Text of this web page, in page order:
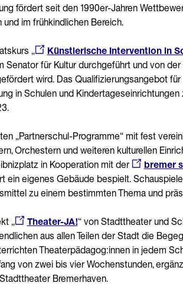
fördert seit den 1990er-Jahren
und im frühkindlichen Bereich.
„ Künstlerische Intervention in
Senator für Kultur durchgeführt und von
wird. Das Qualifizierungsangebot
in Schulen und
„Partnerschul-Programme“ mit fest
Orchestern und weiteren kulturellen
in Kooperation mit der
bremer
ein eigenes Gebäude bespielt.
zu einem bestimmten Thema und
„ Theater-JA!“ von Stadttheater und
aus allen Teilen der Stadt die
Theaterpädagog:innen in jedem
von zwei bis vier Wochenstunden,
Bremerhaven.